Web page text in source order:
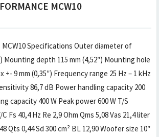
MCW10
Specifications Outer diameter of
Mounting depth 115 mm (4,52″) Mounting hole
+- 9 mm (0,35″) Frequency range 25 Hz – 1 kHz
86,7 dB Power handling capacity 200
capacity 400 W Peak power 600 W T/S
Fs 40,4 Hz Re 2,9 Ohm Qms 5,08 Vas 21,4 liter
Qts 0,44 Sd 300 cm² BL 12,90 Woofer size 10″